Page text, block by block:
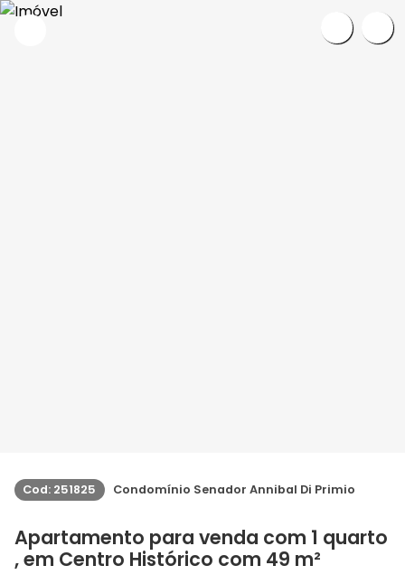
Cod: 251825 Condomínio Senador Annibal Di Primio
Apartamento para venda com 1 quarto
, em Centro Histórico com 49 m²